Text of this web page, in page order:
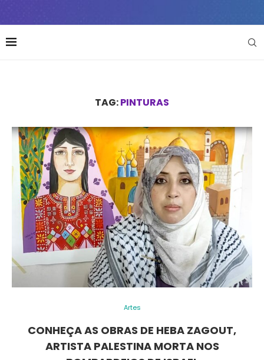
TAG:PINTURAS
Artes
CONHEÇA AS OBRAS DE HEBA ZAGOUT,
ARTISTA PALESTINA MORTA NOS